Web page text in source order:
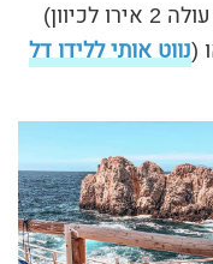
(נווט אותי ללידו דל